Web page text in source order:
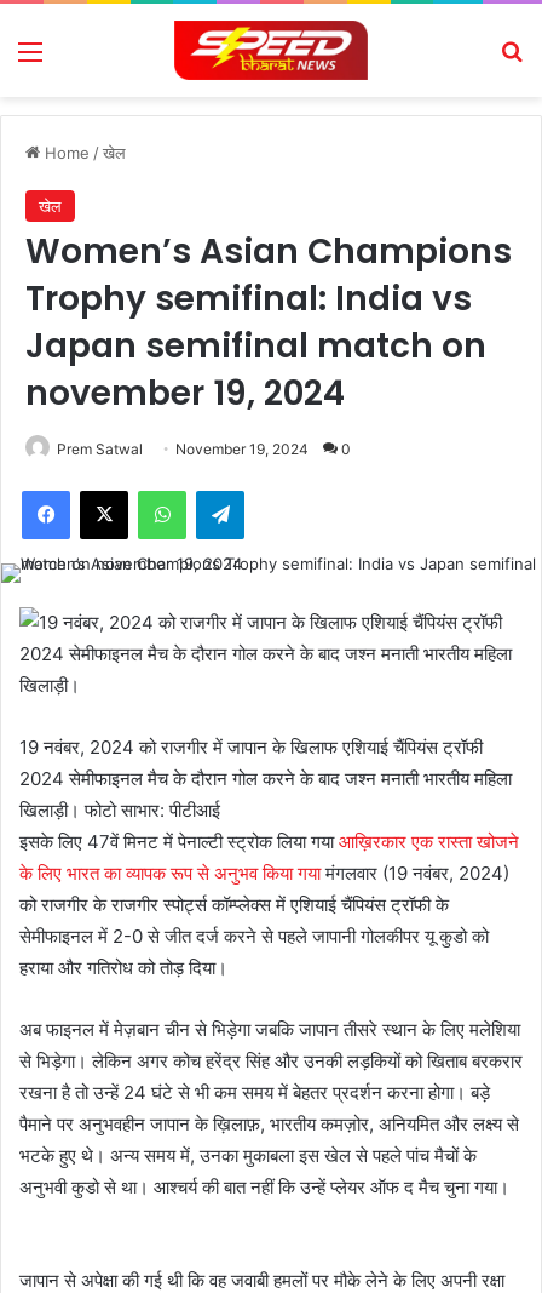
Menu
Home /खेल
खेल
Women’s Asian Champions
Trophy semifinal: India vs
Japan semifinal match on
november 19, 2024
Prem Satwal November 19, 2024 0
Facebook
X WhatsAppTelegram
19 नवंबर, 2024 को राजगीर में जापान के खिलाफ एशियाई चैंपियंस ट्रॉफी
2024 सेमीफाइनल मैच के दौरान गोल करने के बाद जश्न मनाती भारतीय महिला
खिलाड़ी। फोटो साभार: पीटीआई
इसके लिए 47वें मिनट में पेनाल्टी स्ट्रोक लिया गयाआख़िरकार एक रास्ता खोजने
के लिए भारत का व्यापक रूप से अनुभव किया गयामंगलवार (19 नवंबर, 2024)
को राजगीर के राजगीर स्पोर्ट्स कॉम्प्लेक्स में एशियाई चैंपियंस ट्रॉफी के
सेमीफाइनल में 2-0 से जीत दर्ज करने से पहले जापानी गोलकीपर यू कुडो को
हराया और गतिरोध को तोड़ दिया।
अब फाइनल में मेज़बान चीन से भिड़ेगा जबकि जापान तीसरे स्थान के लिए मलेशिया
से भिड़ेगा। लेकिन अगर कोच हरेंद्र सिंह और उनकी लड़कियों को खिताब बरकरार
रखना है तो उन्हें 24 घंटे से भी कम समय में बेहतर प्रदर्शन करना होगा। बड़े
पैमाने पर अनुभवहीन जापान के ख़िलाफ़, भारतीय कमज़ोर, अनियमित और लक्ष्य से
भटके हुए थे। अन्य समय में, उनका मुकाबला इस खेल से पहले पांच मैचों के
अनुभवी कुडो से था। आश्चर्य की बात नहीं कि उन्हें प्लेयर ऑफ द मैच चुना गया।
जापान से अपेक्षा की गई थी कि वह जवाबी हमलों पर मौके लेने के लिए अपनी रक्षा